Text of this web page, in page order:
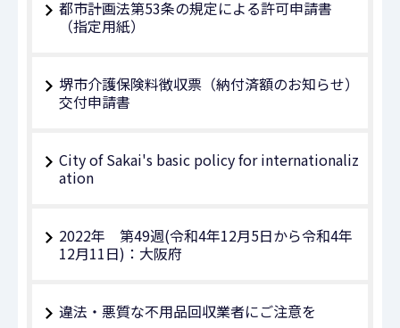
都市計画法第53条の規定による許可申請書
（指定用紙）
堺市介護保険料徴収票（納付済額のお知らせ）
交付申請書
City of Sakai's basic policy for internationaliz
ation
2022年 第49週(令和4年12月5日から令和4年
12月11日)：大阪府
違法・悪質な不用品回収業者にご注意を